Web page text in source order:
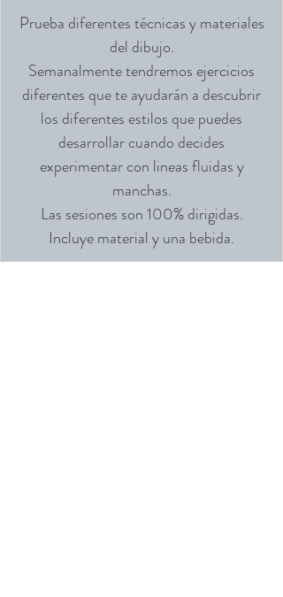
Prueba diferentes técnicas y materiales
del dibujo.
Semanalmente tendremos ejercicios
diferentes que te ayudarán a descubrir
los diferentes estilos que puedes
desarrollar cuando decides
experimentar con lineas fluidas y
manchas.
Las sesiones son 100% dirigidas.
Incluye material y una bebida.